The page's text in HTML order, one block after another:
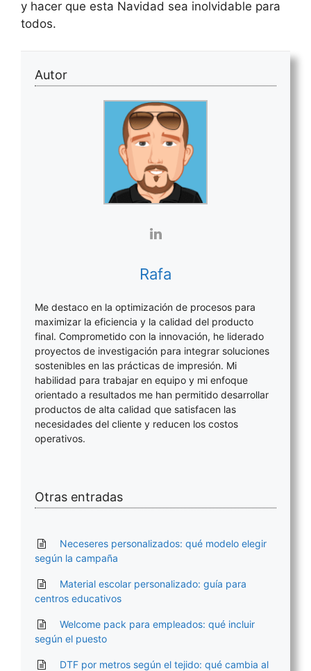
y hacer que esta Navidad sea inolvidable para
todos.
Autor
Rafa
Me destaco en la optimización de procesos para
maximizar la eficiencia y la calidad del producto
final. Comprometido con la innovación, he liderado
proyectos de investigación para integrar soluciones
sostenibles en las prácticas de impresión. Mi
habilidad para trabajar en equipo y mi enfoque
orientado a resultados me han permitido desarrollar
productos de alta calidad que satisfacen las
necesidades del cliente y reducen los costos
operativos.
Otras entradas
Neceseres personalizados: qué modelo elegir
según la campaña
Material escolar personalizado: guía para
centros educativos
Welcome pack para empleados: qué incluir
según el puesto
DTF por metros según el tejido: qué cambia al